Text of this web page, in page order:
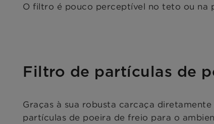
O filtro é pouco perceptível no teto ou na
Filtro de partículas de
Graças à sua robusta carcaça
partículas de poeira de freio para o